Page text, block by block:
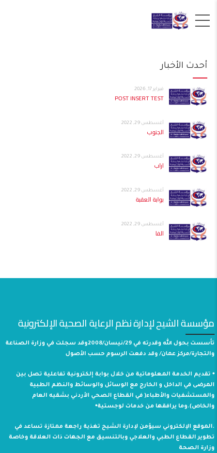
أحدث الأخبار
فبراير 17, 2026
POST INSERT TEST
أغسطس 29, 2022
الجنوب
أغسطس 29, 2022
اراب
أغسطس 29, 2022
بوابة العقبة
أغسطس 29, 2022
الفا
مؤسسة الشيح لإدارة نظم الرعاية الصحية الإلكترونية
تأسست بحول الله وقدرته في 29/نيسان/2008وقد سجلت في وزارة الصناعة
والتجارة/مركز عمان/ وقد دفعت الرسوم حسب الأصول
⦁ تقديم الخدمة المعلوماتية من خلال بوابة إلكترونية تفاعلية تصل بين
المرضى في الداخل و الخارج مع الوسائل والوسائط والنظم الطبية
والمستشفيات والأطباء( في القطاع الصحي الأردني بشقيه العام
والخاص).وما يرافقها من خدمات لوجستية⦁
.الموقع الإلكتروني سيؤمن لإدارة الشيح تغذية راجعة ممتازة تساعد في
تطوير القطاع الطبي والعلاجي وبالتنسيق مع الجهات ذات العلاقة وخاصة
وزارة الصحة